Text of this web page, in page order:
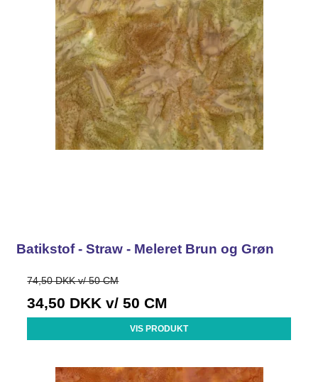
Batikstof - Straw - Meleret Brun og Grøn
74,50 DKK v/ 50 CM
34,50 DKK v/ 50 CM
VIS PRODUKT